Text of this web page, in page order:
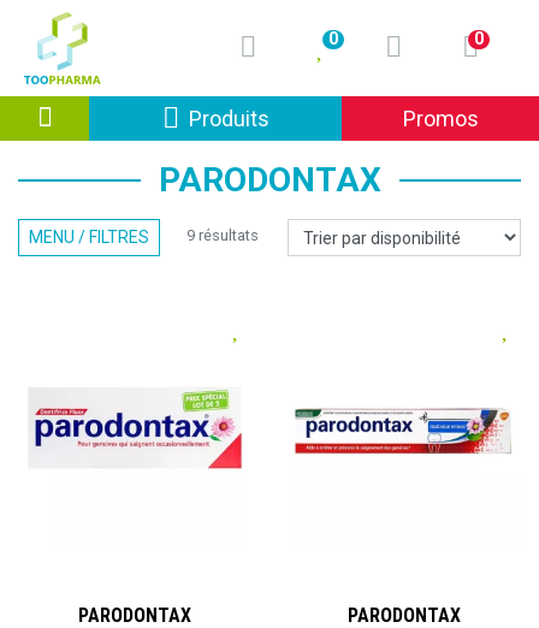
0 0
ProduitsAfficher la navigation
Promos
PARODONTAX
MENU / FILTRES 9 résultats
PARODONTAX PARODONTAX